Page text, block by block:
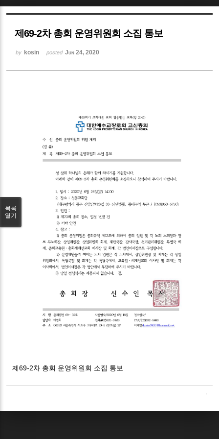
제69-2차 총회 운영위원회 소집 통보
by kosin posted Jun 24, 2020
제69-2차 총회 운영위원회 소집 통보
목록
열기
Sketchbook5, 스케치북5
Sketchbook5, 스케치북5